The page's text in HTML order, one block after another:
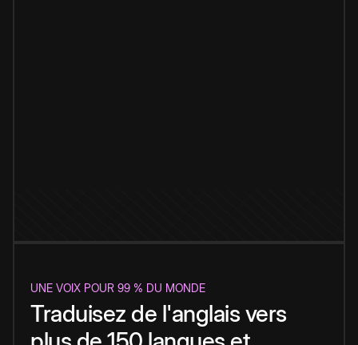
UNE VOIX POUR 99 % DU MONDE
Traduisez de l'anglais vers